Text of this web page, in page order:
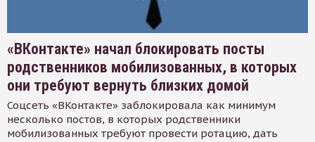
«ВКонтакте» начал блокировать посты
родственников мобилизованных, в которых
они требуют вернуть близких домой
Соцсеть «ВКонтакте» заблокировала как минимум
несколько постов, в которых родственники
мобилизованных требуют провести ротацию, дать